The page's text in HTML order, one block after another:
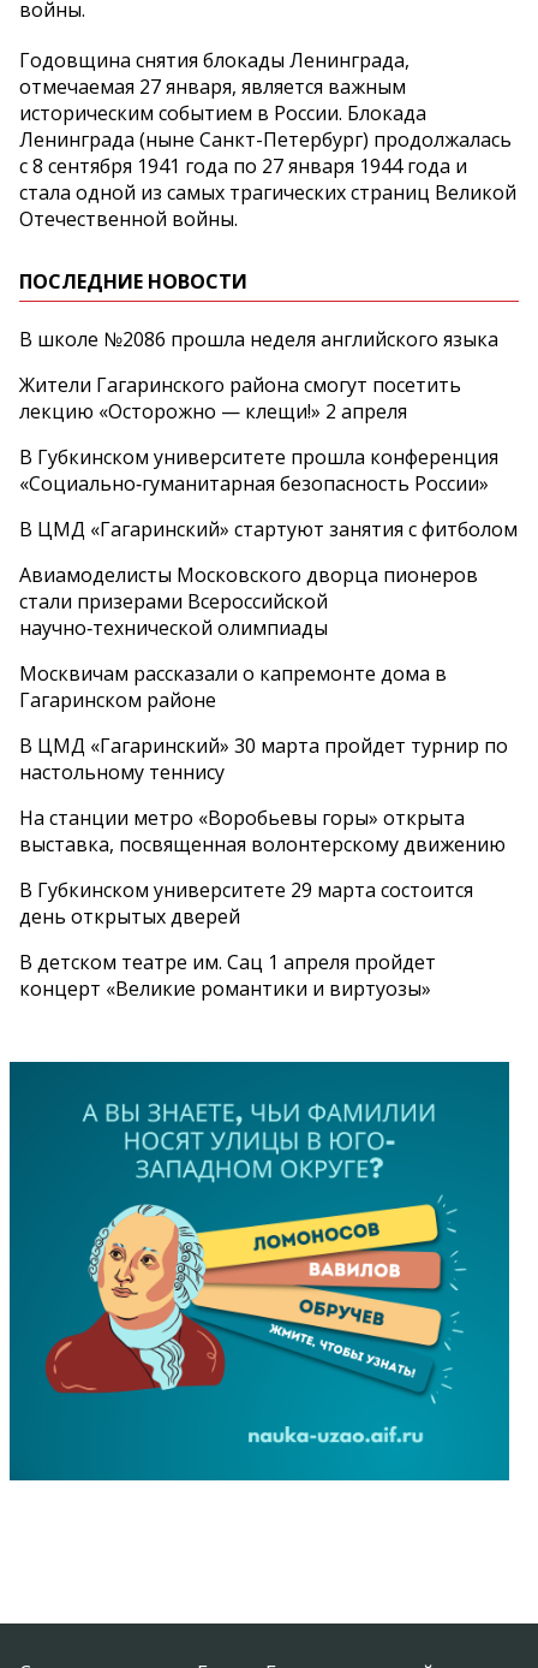
войны.
Годовщина снятия блокады Ленинграда,
отмечаемая 27 января, является важным
историческим событием в России. Блокада
Ленинграда (ныне Санкт-Петербург) продолжалась
с 8 сентября 1941 года по 27 января 1944 года и
стала одной из самых трагических страниц Великой
Отечественной войны.
ПОСЛЕДНИЕ НОВОСТИ
В школе №2086 прошла неделя английского языка
Жители Гагаринского района смогут посетить
лекцию «Осторожно — клещи!» 2 апреля
В Губкинском университете прошла конференция
«Социально‑гуманитарная безопасность России»
В ЦМД «Гагаринский» стартуют занятия с фитболом
Авиамоделисты Московского дворца пионеров
стали призерами Всероссийской
научно‑технической олимпиады
Москвичам рассказали о капремонте дома в
Гагаринском районе
В ЦМД «Гагаринский» 30 марта пройдет турнир по
настольному теннису
На станции метро «Воробьевы горы» открыта
выставка, посвященная волонтерскому движению
В Губкинском университете 29 марта состоится
день открытых дверей
В детском театре им. Сац 1 апреля пройдет
концерт «Великие романтики и виртуозы»